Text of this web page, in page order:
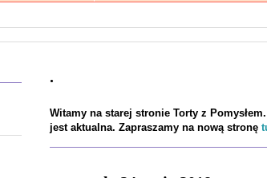
.
Witamy na starej stronie Torty z
jest aktualna. Zapraszamy na nową stronę